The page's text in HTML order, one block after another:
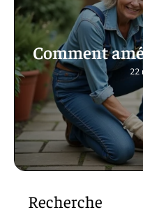
Comment
22
Recherche